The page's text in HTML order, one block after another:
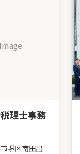
理士事務
堺区南田出